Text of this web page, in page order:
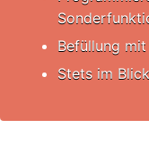
Befüllung
Stets im